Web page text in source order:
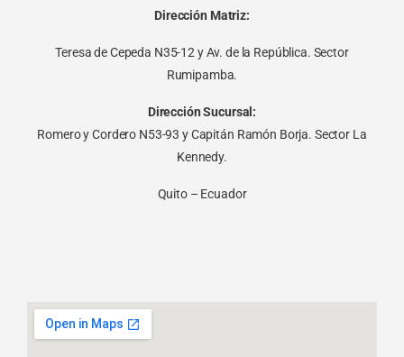
Dirección Matriz:
Teresa de Cepeda N35-12 y Av. de la República. Sector
Rumipamba.
Dirección Sucursal:
Romero y Cordero N53-93 y Capitán Ramón Borja. Sector La
Kennedy.
Quito – Ecuador